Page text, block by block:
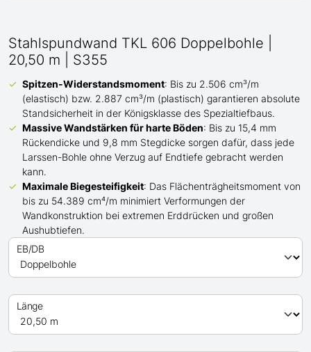
Stahlspundwand TKL 606 Doppelbohle |
20,50 m | S355
Spitzen-Widerstandsmoment: Bis zu 2.506 cm³/m
(elastisch) bzw. 2.887 cm³/m (plastisch) garantieren absolute
Standsicherheit in der Königsklasse des Spezialtiefbaus.
Massive Wandstärken für harte Böden: Bis zu 15,4 mm
Rückendicke und 9,8 mm Stegdicke sorgen dafür, dass jede
Larssen-Bohle ohne Verzug auf Endtiefe gebracht werden
kann.
Maximale Biegesteifigkeit: Das Flächenträgheitsmoment von
bis zu 54.389 cm⁴/m minimiert Verformungen der
Wandkonstruktion bei extremen Erddrücken und großen
Aushubtiefen.
EB/DB
Länge